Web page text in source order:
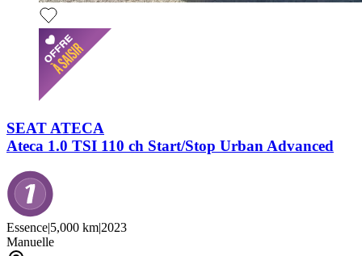
SEAT ATECA
Ateca 1.0 TSI 110 ch Start/Stop Urban Advanced
Essence|5,000 km|2023
Manuelle